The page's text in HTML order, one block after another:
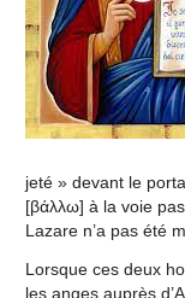
jeté » devant le
[βάλλω] à la voie
Lazare n’a pas été
Lorsque ces deux
les anges auprès